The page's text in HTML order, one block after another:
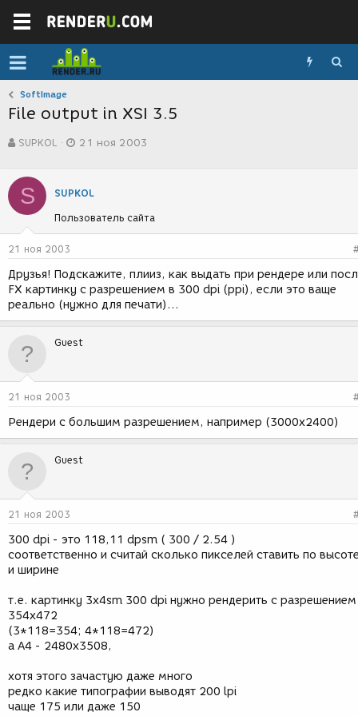
SoftImage
File output in XSI 3.5
в
о
р
т
е
м
ы
SUPKOL
а
с
з
д
и
я
21 ноя 2003
S SUPKOL
Пользователь сайта
21 ноя 2003
Друзья! Подскажите, плииз, как выдать при рендере или
FX картинку с разрешением в 300 dpi (ppi), если это ваще
реально (нужно для печати)...
Guest
21 ноя 2003
Рендери с большим разрешением, например (3000х2400)
Guest
21 ноя 2003
300 dpi - это 118,11 dpsm ( 300 / 2.54 )
соответственно и считай сколько пикселей ставить по
и ширине
т.е. картинку 3x4sm 300 dpi нужно рендерить с разрешением
354х472
(3*118=354; 4*118=472)
а А4 - 2480х3508,
хотя этого зачастую даже много
редко какие типографии выводят 200 lpi
чаще 175 или даже 150